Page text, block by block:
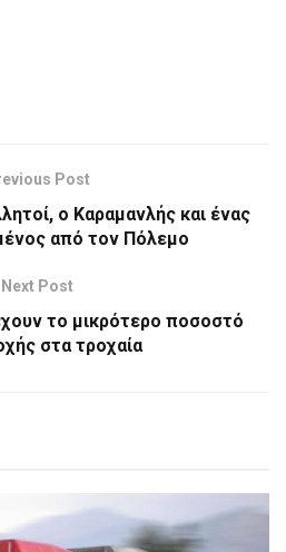
Post
ο Καραμανλής και ένας
από τον Πόλεμο
Next Post
το μικρότερο ποσοστό
στα τροχαία